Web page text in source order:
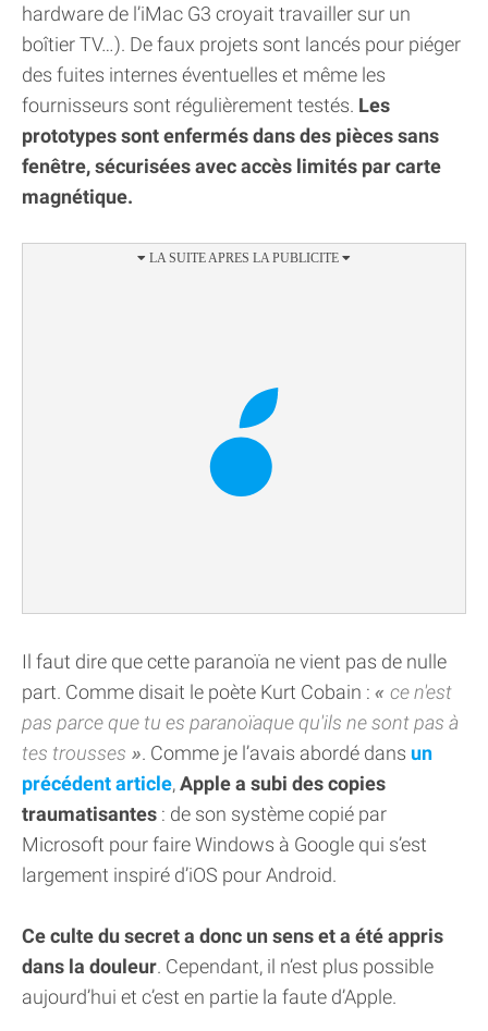
hardware de l’iMac G3 croyait travailler sur un
boîtier TV…). De faux projets sont lancés pour piéger
des fuites internes éventuelles et même les
fournisseurs sont régulièrement testés. Les
prototypes sont enfermés dans des pièces sans
fenêtre, sécurisées avec accès limités par carte
magnétique.
Il faut dire que cette paranoïa ne vient pas de nulle
part. Comme disait le poète Kurt Cobain :
ce n'est
pas parce que tu es paranoïaque qu'ils ne sont pas à
tes trousses
. Comme je l’avais abordé dans un
précédent article,Apple a subi des copies
traumatisantes : de son système copié par
Microsoft pour faire Windows à Google qui s’est
largement inspiré d’iOS pour Android.
Ce culte du secret a donc un sens et a été appris
dans la douleur. Cependant, il n’est plus possible
aujourd’hui et c’est en partie la faute d’Apple.